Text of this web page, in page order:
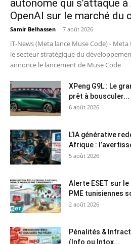
autonome qui s’attaque
OpenAI sur le marché du
Samir Belhassen - 7 août 2026
iT-News (Meta lance Muse Code) -
le secteur stratégique du
annonce le lancement de Muse Code
XPeng G9L : Le
prêt à bousculer...
6 août 2026
L’IA générative
Afrique :
5 août 2026
Alerte ESET sur
PME tunisiennes
2 août 2026
Pénalités &
(Info ou Intox...